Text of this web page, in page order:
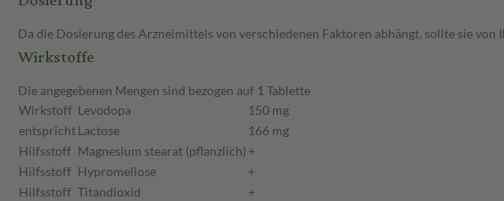
Da die Dosierung des Arzneimittels von verschiedenen Faktoren abhängt, sollte sie
Wirkstoffe
Die angegebenen Mengen sind bezogen auf 1 Tablette
Wirkstoff Levodopa
150 mg
entsprichtLactose
166 mg
Hilfsstoff Magnesium stearat (pflanzlich) +
Hilfsstoff Hypromellose
+
Hilfsstoff Titandioxid
+